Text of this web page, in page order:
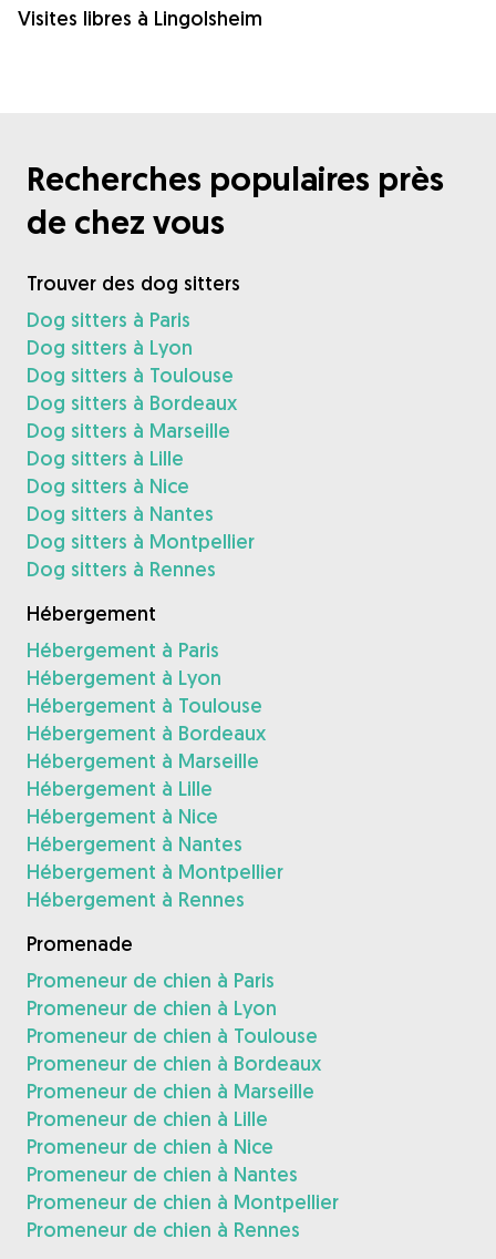
Visites libres à Lingolsheim
Recherches populaires près
de chez vous
Trouver des dog sitters
Dog sitters à Paris
Dog sitters à Lyon
Dog sitters à Toulouse
Dog sitters à Bordeaux
Dog sitters à Marseille
Dog sitters à Lille
Dog sitters à Nice
Dog sitters à Nantes
Dog sitters à Montpellier
Dog sitters à Rennes
Hébergement
Hébergement à Paris
Hébergement à Lyon
Hébergement à Toulouse
Hébergement à Bordeaux
Hébergement à Marseille
Hébergement à Lille
Hébergement à Nice
Hébergement à Nantes
Hébergement à Montpellier
Hébergement à Rennes
Promenade
Promeneur de chien à Paris
Promeneur de chien à Lyon
Promeneur de chien à Toulouse
Promeneur de chien à Bordeaux
Promeneur de chien à Marseille
Promeneur de chien à Lille
Promeneur de chien à Nice
Promeneur de chien à Nantes
Promeneur de chien à Montpellier
Promeneur de chien à Rennes